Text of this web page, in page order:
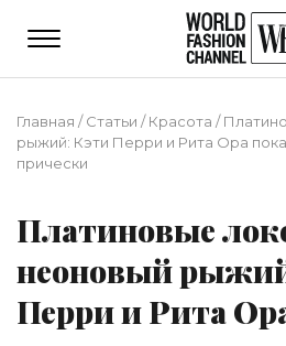
Главная /Статьи /Красота /
рыжий: Кэти Перри и Рита Ора
прически
Платиновые
неоновый
Перри и Рита